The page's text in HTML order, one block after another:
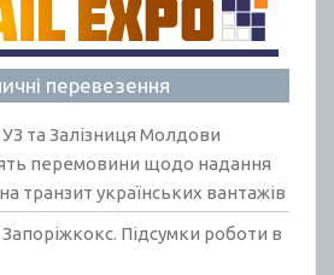
перевезення
УЗ та Залізниця Молдови
перемовини щодо надання
транзит українських вантажів
Запоріжкокс. Підсумки роботи в